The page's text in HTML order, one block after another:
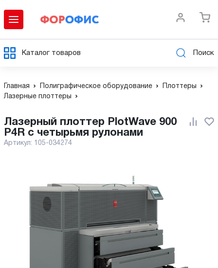
Каталог товаров Поиск
Главная Полиграфическое оборудование
Плоттеры
Лазерные плоттеры
Лазерный плоттер PlotWave 900
P4R с четырьмя рулонами
Артикул: 105-034274